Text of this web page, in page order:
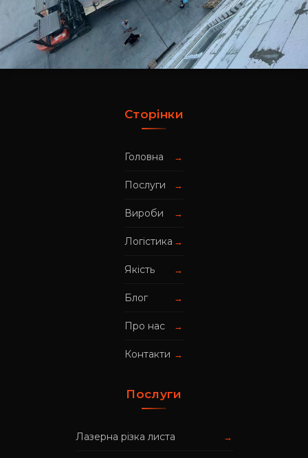
Сторінки
Головна →
Послуги →
Вироби →
Логістика →
Якість →
Блог →
Про нас →
Контакти →
Послуги
Лазерна різка листа →